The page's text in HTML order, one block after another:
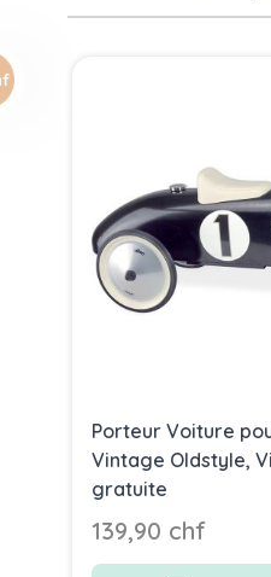
Porteur Voiture
Vintage Oldstyle,
gratuite
139,90 chf